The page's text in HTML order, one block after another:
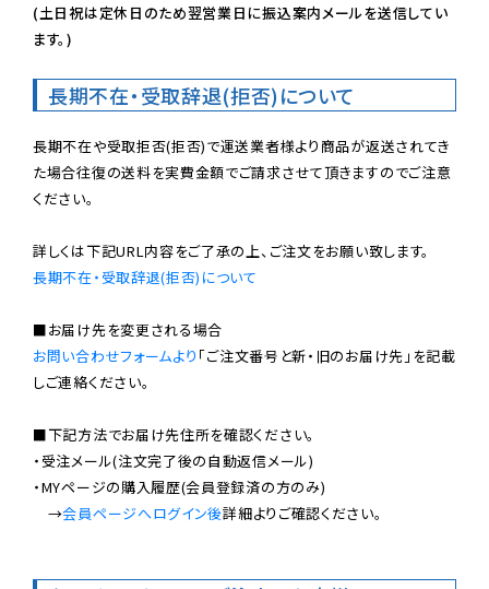
(土日祝は定休日のため翌営業日に振込案内メールを送信してい
ます。)
長期不在・受取辞退(拒否)について
長期不在や受取拒否(拒否)で運送業者様より商品が返送されてき
た場合往復の送料を実費金額でご請求させて頂きますのでご注意
ください。
長期不在・受取辞退(拒否)について
お問い合わせフォームより 「ご注文番号と新・旧のお届け先」を記載
しご連絡ください。
■下記方法でお届け先住所を確認ください。
・受注メール(注文完了後の自動返信メール)
・MYページの購入履歴(会員登録済の方のみ)
→会員ページへログイン後詳細よりご確認ください。